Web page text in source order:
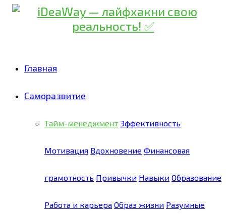
Главная
Саморазвитие
Тайм-менеджмент Эффективность
Мотивация Вдохновение Финансовая
грамотность Привычки Навыки Образование
Работа и карьера Образ жизни Разумные